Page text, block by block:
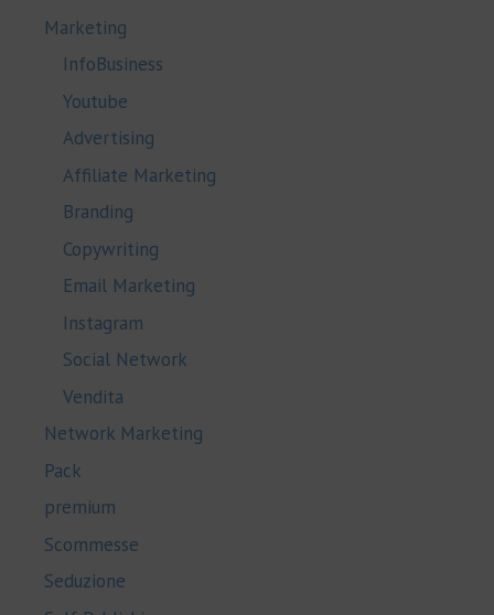
Marketing
InfoBusiness
Youtube
Advertising
Affiliate Marketing
Branding
Copywriting
Email Marketing
Instagram
Social Network
Vendita
Network Marketing
Pack
premium
Scommesse
Seduzione